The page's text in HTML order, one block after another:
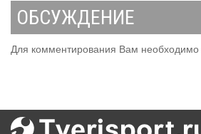
ОБСУЖДЕНИЕ
Для комментирования Вам необходимо